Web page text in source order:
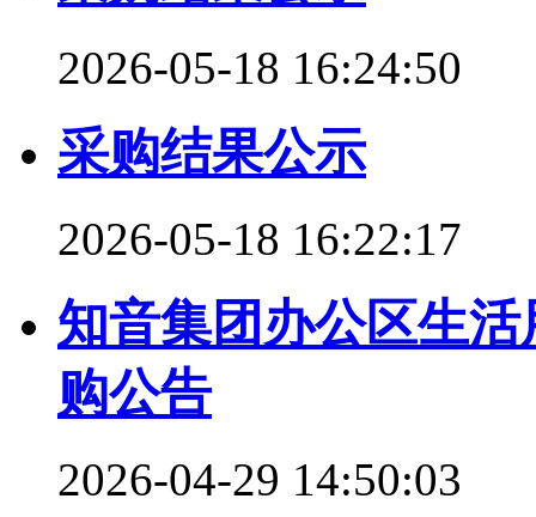
2026-05-18 16:24:50
采购结果公示
2026-05-18 16:22:17
知音集团办公区生
购公告
2026-04-29 14:50:03